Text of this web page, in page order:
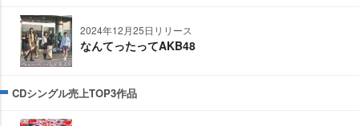
2024年12月25日リリース
なんてったってAKB48
CDシングル売上TOP3作品